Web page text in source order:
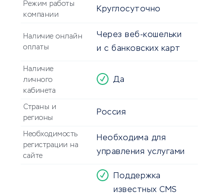
Режим работы
компании
Круглосуточно
Наличие онлайн
оплаты
Через веб-кошельки
и с банковских карт
Наличие
личного
кабинета
Да
Страны и
регионы
Россия
Необходимость
регистрации на
сайте
Необходима для
управления услугами
Поддержка
известных CMS